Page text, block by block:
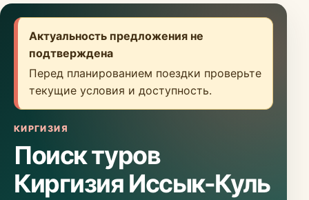
Актуальность предложения не
подтверждена
Перед планированием поездки проверьте
текущие условия и доступность.
КИРГИЗИЯ
Поиск туров
Киргизия Иссык-Куль